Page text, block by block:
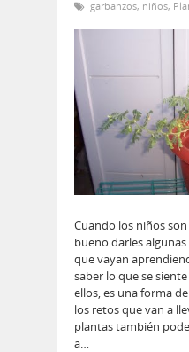
garbanzos, niños,
Cuando los niños
bueno darles
que vayan
saber lo que se
ellos, es una forma
los retos que van a
plantas también
a…